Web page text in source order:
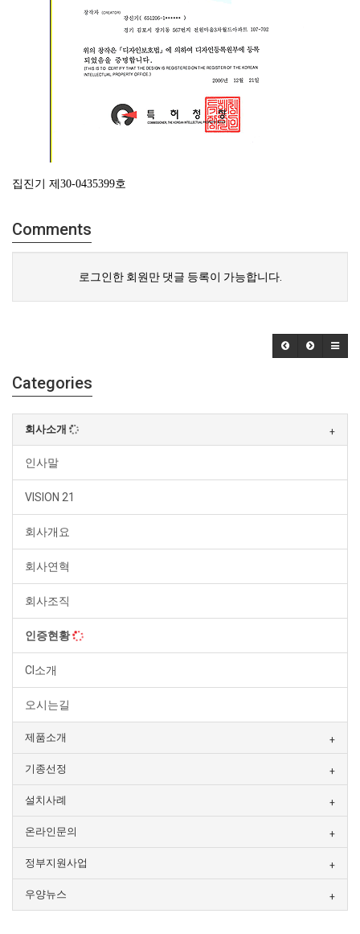
집진기 제30-0435399호
Comments
로그인한 회원만 댓글 등록이 가능합니다.
Categories
회사소개
인사말
VISION 21
회사개요
회사연혁
회사조직
인증현황
CI소개
오시는길
제품소개
기종선정
설치사례
온라인문의
정부지원사업
우양뉴스